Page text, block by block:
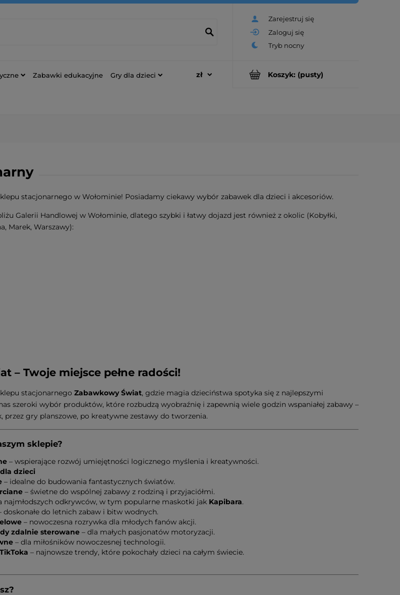
Zarejestruj się
Zaloguj się
Koszyk: (pusty)
Zabawki edukacyjne Gry dla dzieci
stacjonarnego w Wołominie! Posiadamy ciekawy wybór zabawek dla dzieci i akcesoriów.
Galerii Handlowej w Wołominie, dlatego szybki i łatwy dojazd jest również z okolic (Kobyłki,
Marek, Warszawy):
– Twoje miejsce pełne radości!
stacjonarnego Zabawkowy Świat, gdzie magia dzieciństwa spotyka się z najlepszymi
szeroki wybór produktów, które rozbudzą wyobraźnię i zapewnią wiele godzin wspaniałej zabawy –
przez gry planszowe, po kreatywne zestawy do tworzenia.
sklepie?
– wspierające rozwój umiejętności logicznego myślenia i kreatywności.
dzieci
– idealne do budowania fantastycznych światów.
– świetne do wspólnej zabawy z rodziną i przyjaciółmi.
najmłodszych odkrywców, w tym popularne maskotki jak Kapibara.
doskonałe do letnich zabaw i bitw wodnych.
– nowoczesna rozrywka dla młodych fanów akcji.
zdalnie sterowane – dla małych pasjonatów motoryzacji.
– dla miłośników nowoczesnej technologii.
– najnowsze trendy, które pokochały dzieci na całym świecie.